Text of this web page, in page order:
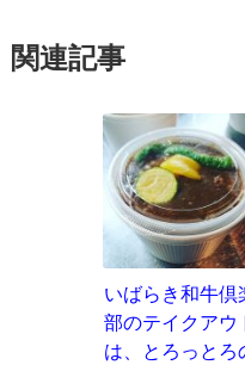
関連記事
いばらき和牛倶
部のテイクアウ
は、とろっとろ